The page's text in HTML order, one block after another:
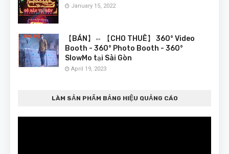
January 15, 2022
【BÁN】⇔ 【CHO THUÊ】 360° Video
Booth - 360° Photo Booth - 360°
SlowMo tại Sài Gòn
April 19, 2023
LÀM SẢN PHẨM BẢNG HIỆU QUẢNG CÁO